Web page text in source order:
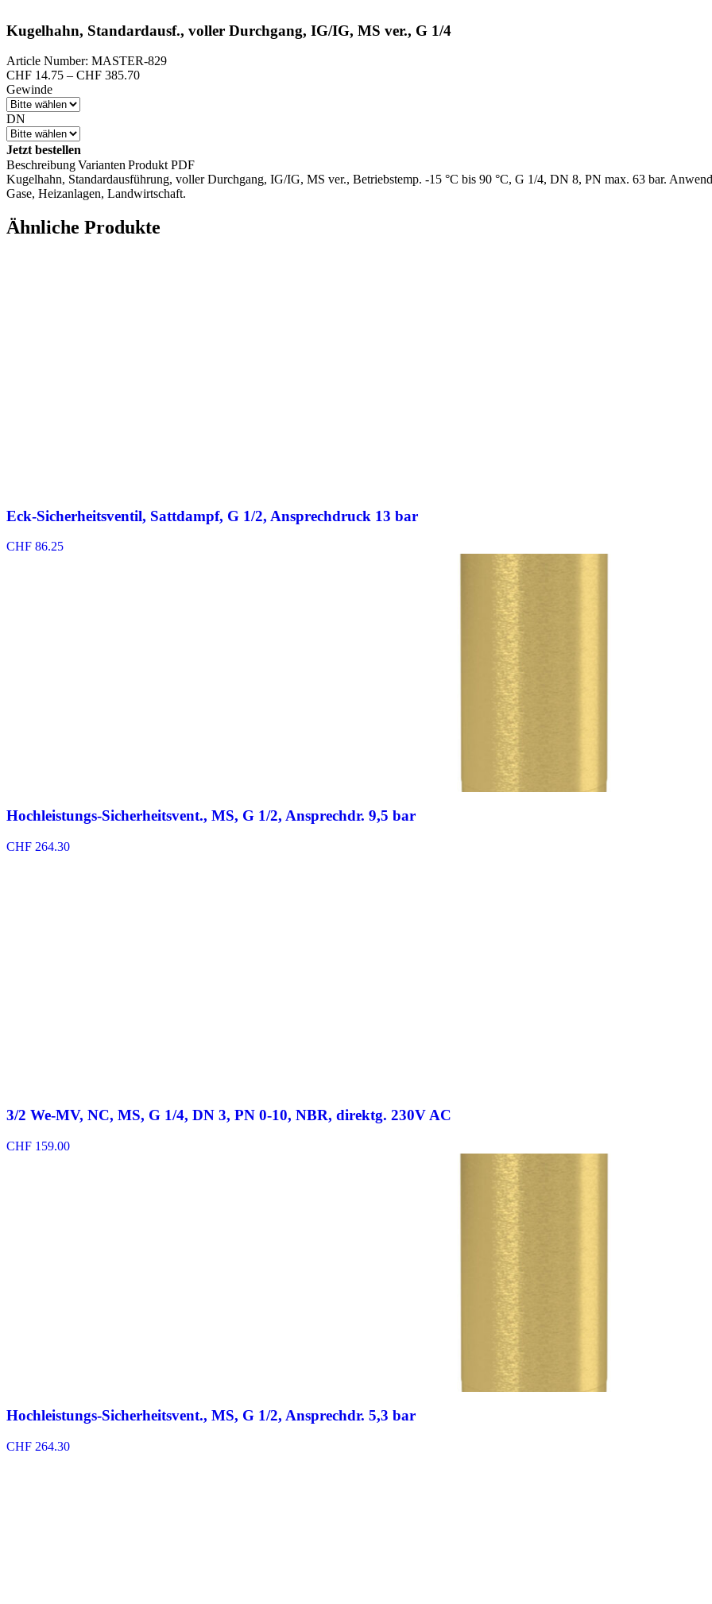
Kugelhahn, Standardausf., voller Durchgang, IG/IG, MS ver., G 1/4
Article Number: MASTER-829
CHF 14.75 – CHF 385.70Preisspanne:
Gewinde
DN
Jetzt bestellen
BeschreibungVarianten Produkt PDF
Kugelhahn, Standardausführung, voller Durchgang, IG/IG, MS ver., Betriebstemp. -15 °C bis 90 °C, G 1/4, DN 8, PN max. 63 bar.
Gase, Heizanlagen, Landwirtschaft.
Ähnliche Produkte
Eck-Sicherheitsventil, Sattdampf, G 1/2, Ansprechdruck 13 bar
CHF 86.25
Hochleistungs-Sicherheitsvent., MS, G 1/2, Ansprechdr. 9,5 bar
CHF 264.30
3/2 We-MV, NC, MS, G 1/4, DN 3, PN 0-10, NBR, direktg. 230V AC
CHF 159.00
Hochleistungs-Sicherheitsvent., MS, G 1/2, Ansprechdr. 5,3 bar
CHF 264.30